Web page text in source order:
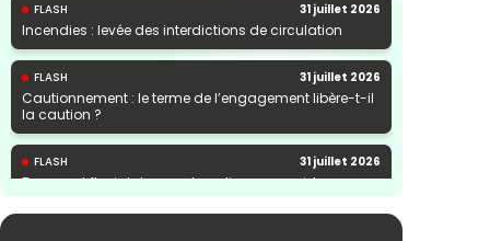
FLASH 31 juillet 2026
Incendies : levée des interdictions de circulation
FLASH 31 juillet 2026
Cautionnement : le terme de l’engagement libère-t-il
la caution ?
FLASH 31 juillet 2026
Transport fluvial de marchandises : une aide
financière bienvenue